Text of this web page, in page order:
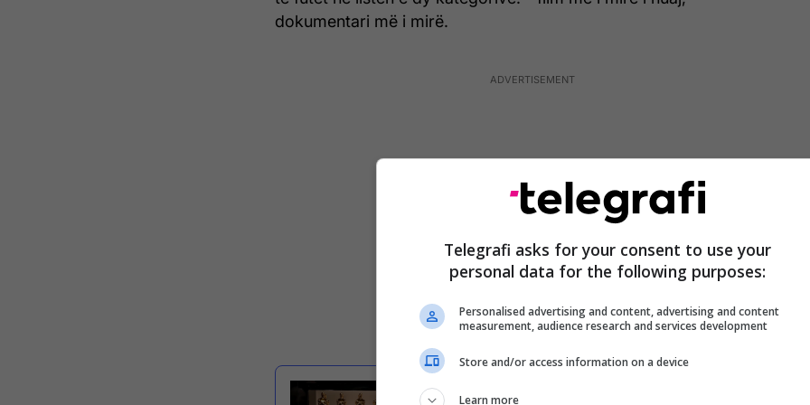
dokumentari më i mirë.
Telegrafi asks for your consent to use your
personal data for the following purposes:
Personalised advertising and content, advertising and content
measurement, audience research and services development
Store and/or access information on a device
Learn more